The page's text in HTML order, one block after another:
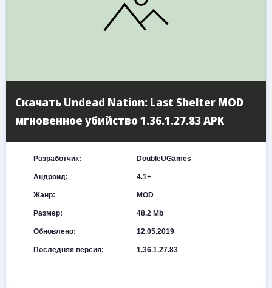
Скачать Undead Nation: Last Shelter MOD
мгновенное убийство 1.36.1.27.83 APK
Разработчик: DoubleUGames
Андроид: 4.1+
Жанр: MOD
Размер: 48.2 Mb
Обновлено: 12.05.2019
Последняя версия: 1.36.1.27.83